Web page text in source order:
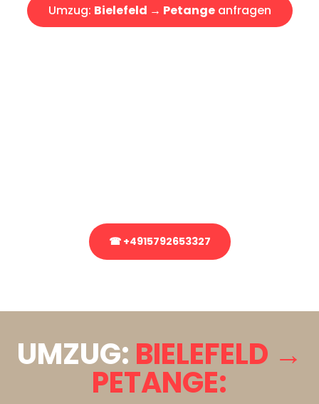
Umzug: Bielefeld → Petangeanfragen
☎ +4915792653327
UMZUG: BIELEFELD →
PETANGE: